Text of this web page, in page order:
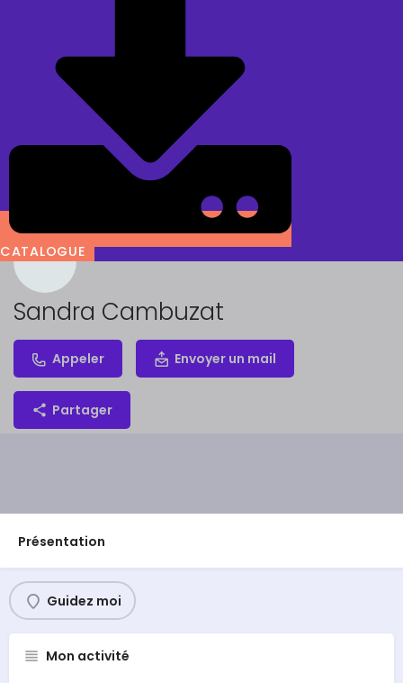
CATALOGUE
Sandra Cambuzat
Appeler Envoyer un mail
Partager
Présentation
Guidez moi
Mon activité